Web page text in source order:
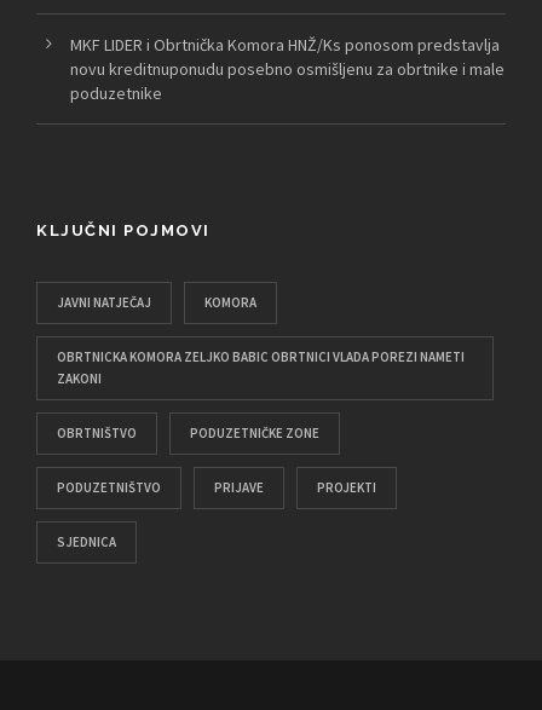
MKF LIDER i Obrtnička Komora HNŽ/Ks ponosom predstavlja
novu kreditnuponudu posebno osmišljenu za obrtnike i male
poduzetnike
KLJUČNI POJMOVI
JAVNI NATJEČAJ KOMORA
OBRTNICKA KOMORA ZELJKO BABIC OBRTNICI VLADA POREZI NAMETI
ZAKONI
OBRTNIŠTVO PODUZETNIČKE ZONE
PODUZETNIŠTVO PRIJAVE PROJEKTI
SJEDNICA